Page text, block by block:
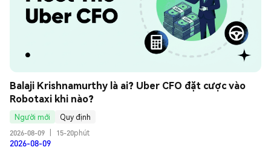
Balaji Krishnamurthy là ai? Uber CFO đặt cược vào
Robotaxi khi nào?
Người mới
Quy định
2026-08-09
15-20phút
2026-08-09